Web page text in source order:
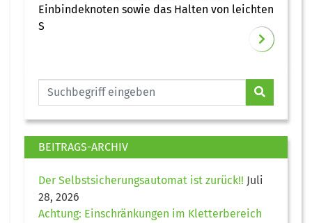
Einbindeknoten sowie das Halten von leichten
S
BEITRAGS-ARCHIV
Der Selbstsicherungsautomat ist zurück!! Juli
28, 2026
Achtung: Einschränkungen im Kletterbereich